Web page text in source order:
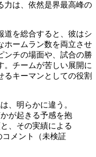
力は、依然是界最高峰の
道を総合すると、彼はシ
ホームラン数を両立させ
ンチの場面や、試合の勝
。チームが苦しい展開に
るキーマンとしての役割
、明らかに違う。
が起きる予感を抱
、その実績による
メント（未検証